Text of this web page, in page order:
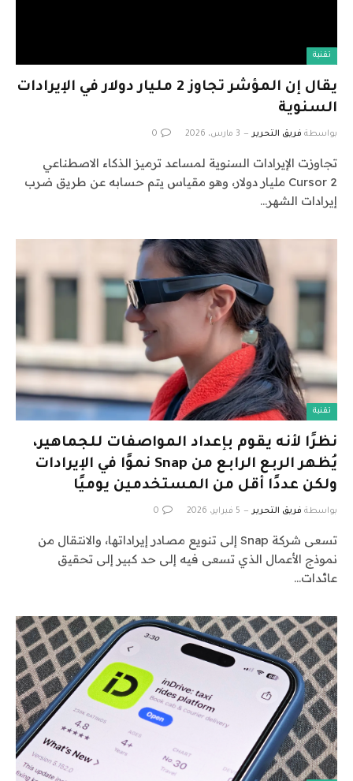
تقنية
يقال إن المؤشر تجاوز 2 مليار دولار في الإيرادات
السنوية
بواسطة فريق التحرير 3 مارس، 2026 0
تجاوزت الإيرادات السنوية لمساعد ترميز الذكاء الاصطناعي
Cursor 2 مليار دولار، وهو مقياس يتم حسابه عن طريق ضرب
إيرادات الشهر…
تقنية
نظرًا لأنه يقوم بإعداد المواصفات للجماهير،
يُظهر الربع الرابع من Snap نموًا في الإيرادات
ولكن عددًا أقل من المستخدمين يوميًا
بواسطة فريق التحرير 5 فبراير، 2026 0
تسعى شركة Snap إلى تنويع مصادر إيراداتها، والانتقال من
نموذج الأعمال الذي تسعى فيه إلى حد كبير إلى تحقيق
عائدات…